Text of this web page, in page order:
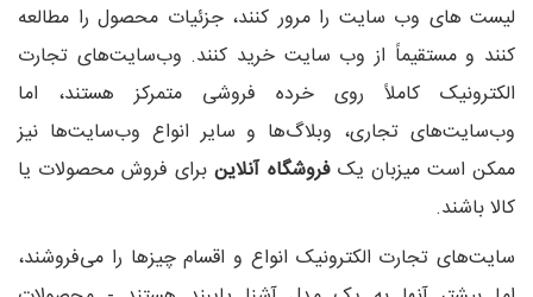
لیست های وب سایت را مرور کنند، جزئیات محصول را مطالعه
کنند و مستقیماً از وب سایت خرید کنند. وب‌سایت‌های تجارت
الکترونیک کاملاً روی خرده‌ فروشی متمرکز هستند، اما
وب‌سایت‌های تجاری، وبلاگ‌ها و سایر انواع وب‌سایت‌ها نیز
ممکن است میزبان یکفروشگاه آنلاینبرای فروش محصولات یا
کالا باشند.
سایت‌های تجارت الکترونیک انواع و اقسام چیزها را می‌فروشند،